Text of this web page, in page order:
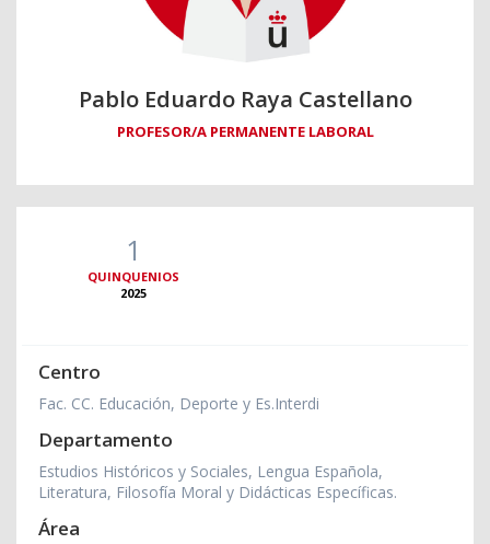
Pablo Eduardo Raya Castellano
PROFESOR/A PERMANENTE LABORAL
1
QUINQUENIOS
2025
Centro
Fac. CC. Educación, Deporte y Es.Interdi
Departamento
Estudios Históricos y Sociales, Lengua Española,
Literatura, Filosofía Moral y Didácticas Específicas.
Área